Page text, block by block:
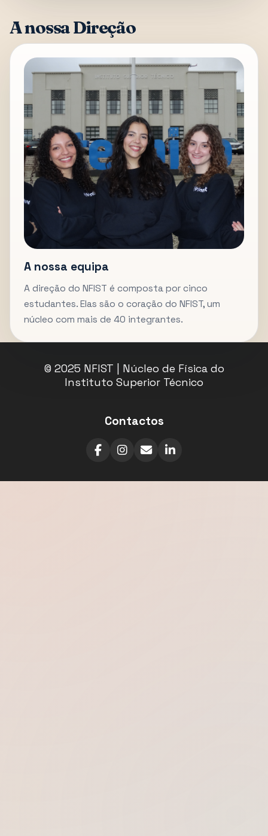
A nossa Direção
A nossa equipa
A direção do NFIST é composta por cinco
estudantes. Elas são o coração do NFIST, um
núcleo com mais de 40 integrantes.
© 2025 NFIST | Núcleo de Física do
Instituto Superior Técnico
Contactos